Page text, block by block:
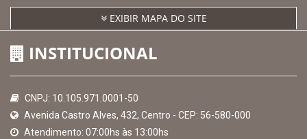
EXIBIR MAPA DO SITE
INSTITUCIONAL
CNPJ: 10.105.971.0001-50
Avenida Castro Alves, 432, Centro - CEP: 56-580-000
Atendimento: 07:00hs às 13:00hs